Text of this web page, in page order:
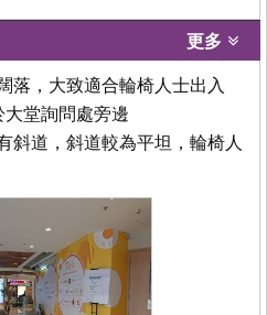
更多
落，大致適合輪椅人士出入
堂詢問處旁邊
斜道，斜道較為平坦，輪椅人